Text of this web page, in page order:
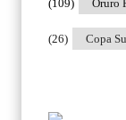
Oruro
(109)
Copa
(26)